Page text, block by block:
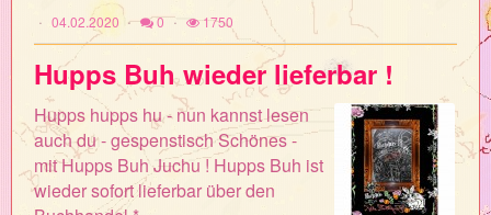
04.02.2020 0 1750
Hupps Buh wieder lieferbar !
Hupps hupps hu - nun kannst lesen
auch du - gespenstisch Schönes -
mit Hupps Buh Juchu ! Hupps Buh ist
wieder sofort lieferbar über den